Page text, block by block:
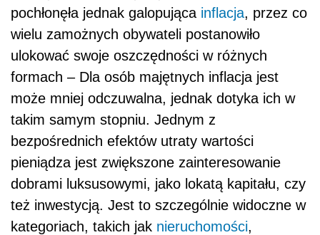
pochłonęła jednak galopująca inflacja, przez co
wielu zamożnych obywateli postanowiło
ulokować swoje oszczędności w różnych
formach – Dla osób majętnych inflacja jest
może mniej odczuwalna, jednak dotyka ich w
takim samym stopniu. Jednym z
bezpośrednich efektów utraty wartości
pieniądza jest zwiększone zainteresowanie
dobrami luksusowymi, jako lokatą kapitału, czy
też inwestycją. Jest to szczególnie widoczne w
kategoriach, takich jak nieruchomości,